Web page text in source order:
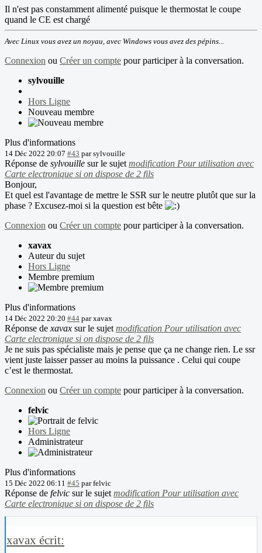
Il n'est pas constamment alimenté puisque le thermostat le coupe
quand le CE est chargé
Avec Linux vous avez un noyau, avec Windows vous avez des pépins...
Connexion ou Créer un compte pour participer à la conversation.
sylvouille
Hors Ligne
Nouveau membre
Plus d'informations
14 Déc 2022 20:07 #43 parsylvouille
Réponse de sylvouille sur le sujet modification Pour utilisation avec
Carte electronique si on dispose de 2 fils
Bonjour,
Et quel est l'avantage de mettre le SSR sur le neutre plutôt que sur la
phase ? Excusez-moi si la question est bête
Connexion ou Créer un compte pour participer à la conversation.
xavax
Auteur du sujet
Hors Ligne
Membre premium
Plus d'informations
14 Déc 2022 20:20 #44 parxavax
Réponse de xavax sur le sujet modification Pour utilisation avec
Carte electronique si on dispose de 2 fils
Je ne suis pas spécialiste mais je pense que ça ne change rien. Le ssr
vient juste laisser passer au moins la puissance . Celui qui coupe
c’est le thermostat.
Connexion ou Créer un compte pour participer à la conversation.
felvic
Hors Ligne
Administrateur
Plus d'informations
15 Déc 2022 06:11 #45 parfelvic
Réponse de felvic sur le sujet modification Pour utilisation avec
Carte electronique si on dispose de 2 fils
xavax écrit: